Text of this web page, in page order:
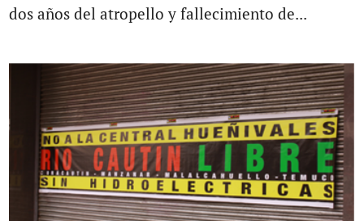
dos años del atropello y fallecimiento de...